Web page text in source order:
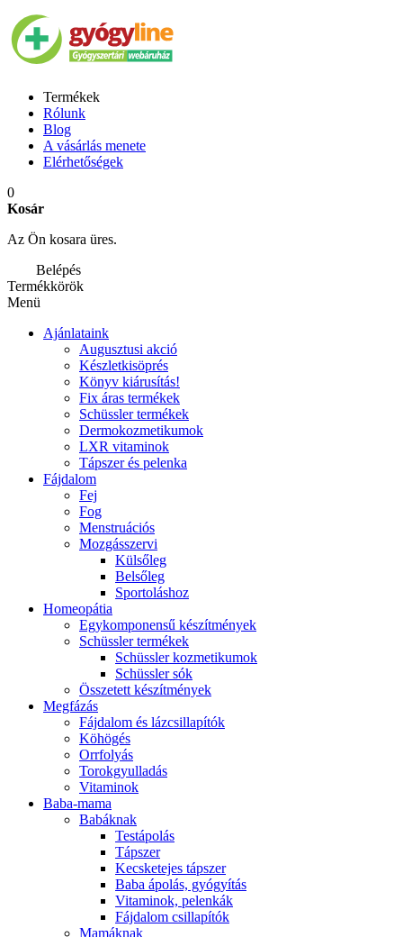
Termékek
Rólunk
Blog
A vásárlás menete
Elérhetőségek
0
Kosár
Az Ön kosara üres.
Belépés
Termékkörök
Menü
Ajánlataink
Augusztusi akció
Készletkisöprés
Könyv kiárusítás!
Fix áras termékek
Schüssler termékek
Dermokozmetikumok
LXR vitaminok
Tápszer és pelenka
Fájdalom
Fej
Fog
Menstruációs
Mozgásszervi
Külsőleg
Belsőleg
Sportoláshoz
Homeopátia
Egykomponensű készítmények
Schüssler termékek
Schüssler kozmetikumok
Schüssler sók
Összetett készítmények
Megfázás
Fájdalom és lázcsillapítók
Köhögés
Orrfolyás
Torokgyulladás
Vitaminok
Baba-mama
Babáknak
Testápolás
Tápszer
Kecsketejes tápszer
Baba ápolás, gyógyítás
Vitaminok, pelenkák
Fájdalom csillapítók
Mamáknak